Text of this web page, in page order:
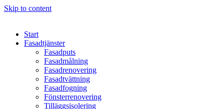
Skip to content
Start
Fasadtjänster
Fasadputs
Fasadmålning
Fasadrenovering
Fasadtvättning
Fasadfogning
Fönsterrenovering
Tilläggsisolering